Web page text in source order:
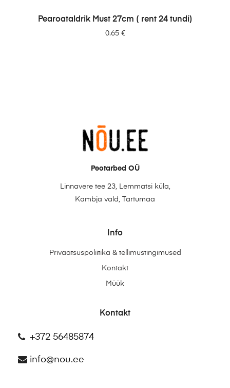
LISA PÄRINGUSSE
Pearoataldrik Must 27cm ( rent 24 tundi)
0.65 €
Peotarbed OÜ
Linnavere tee 23, Lemmatsi küla,
Kambja vald, Tartumaa
Info
Privaatsuspoliitika & tellimustingimused
Kontakt
Müük
Kontakt
+372 56485874
info@nou.ee